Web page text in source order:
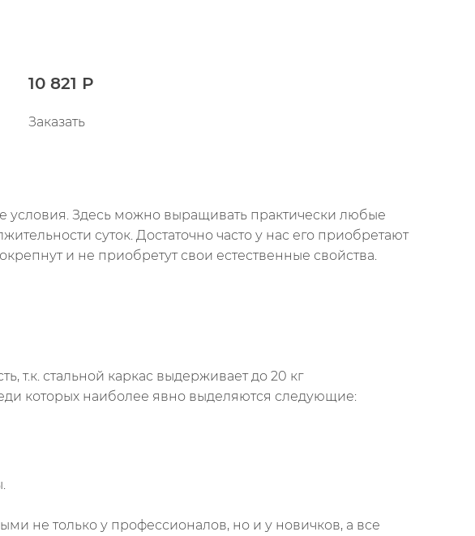
10 821 Р
Заказать
условия. Здесь можно выращивать практически любые
суток. Достаточно часто у нас его приобретают
и не приобретут свои естественные свойства.
стальной каркас выдерживает до 20 кг
которых наиболее явно выделяются следующие:
не только у профессионалов, но и у новичков, а все